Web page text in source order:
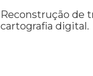
Reconstrução de
cartografia digital.